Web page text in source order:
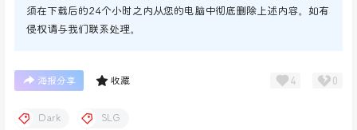
须在下载后的24个小时之内从您的电脑中彻底删除上述内容。如有
侵权请与我们联系处理。
海报分享 收藏 4 0
Dark SLG